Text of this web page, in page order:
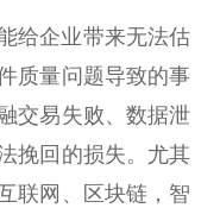
给企业带来无法估
质量问题导致的事
交易失败、数据泄
挽回的损失。尤其
联网、区块链，智